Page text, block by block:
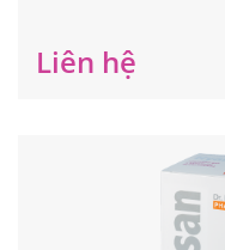
Liên hệ